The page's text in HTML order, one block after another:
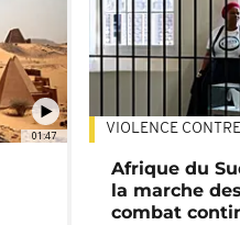
01:47 VIOLENCE
Afrique du
la marche
combat